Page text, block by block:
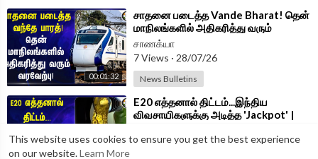
This website uses cookies to ensure you get the best experience
on our website.Learn More
00:01:32
⁣சாதனை படைத்த Vande Bharat! தென்
மாநிலங்களில் அதிகரித்து வரும்
வரவேற்பு! | Indian Railways
சாணக்யா
7 Views · 28/07/26
News Bulletins
⁣E20 எத்தனால் திட்டம்...இந்திய
விவசாயிகளுக்கு அடித்த 'Jackpot' |
12 Views·27/07/26